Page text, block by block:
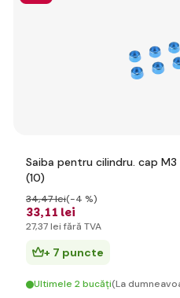
Saiba pentru cilindru. cap
(10)
33,11 lei
34,47 lei(-4 %)
27,37 lei fără TVA
+ 7 puncte
Ultimele 2 bucăți(La